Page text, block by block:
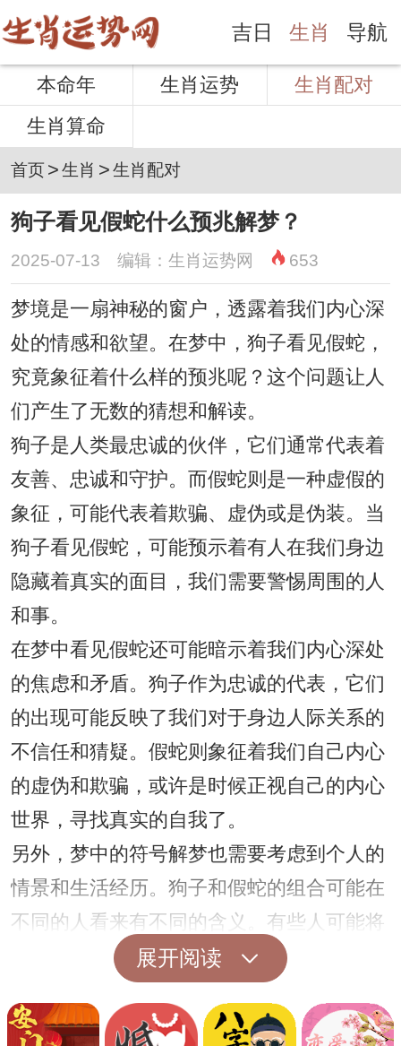
吉日 生肖 导航
本命年 生肖运势
生肖配对
生肖算命
首页>生肖 >生肖配对
狗子看见假蛇什么预兆解梦？
2025-07-13 编辑：生肖运势网 653
梦境是一扇神秘的窗户，透露着我们内心深
处的情感和欲望。在梦中，狗子看见假蛇，
究竟象征着什么样的预兆呢？这个问题让人
们产生了无数的猜想和解读。
狗子是人类最忠诚的伙伴，它们通常代表着
友善、忠诚和守护。而假蛇则是一种虚假的
象征，可能代表着欺骗、虚伪或是伪装。当
狗子看见假蛇，可能预示着有人在我们身边
隐藏着真实的面目，我们需要警惕周围的人
和事。
在梦中看见假蛇还可能暗示着我们内心深处
的焦虑和矛盾。狗子作为忠诚的代表，它们
的出现可能反映了我们对于身边人际关系的
不信任和猜疑。假蛇则象征着我们自己内心
的虚伪和欺骗，或许是时候正视自己的内心
世界，寻找真实的自我了。
另外，梦中的符号解梦也需要考虑到个人的
情景和生活经历。狗子和假蛇的组合可能在
不同的人看来有不同的含义。有些人可能将
狗子解读为忠诚和友善，假蛇则可能是代表
看见假蛇可能暗示着某种欺骗或背叛的发
展开阅读